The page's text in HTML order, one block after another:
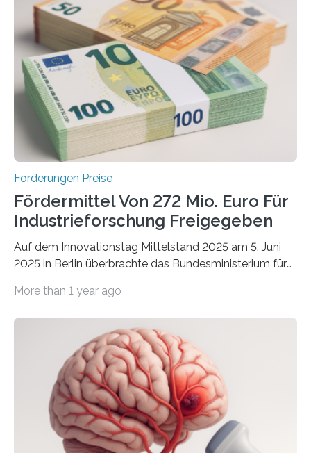
Förderungen Preise
Fördermittel Von 272 Mio. Euro Für
Industrieforschung Freigegeben
Auf dem Innovationstag Mittelstand 2025 am 5. Juni
2025 in Berlin überbrachte das Bundesministerium für
Überplanmäßige Verpflichtungsermächtigungen in
Woche vom Haushaltsausschuss freigegeben – unter
anderem zur Unterstützung der
Industrieforschungsprogramme Industrielle
Gemeinschaftsforschung (IGF), Zentrales
Innovationsprogramm Mittelstand (ZIM) und
Innovationskompetenz INNO-KOM. Auf dem
Innovationstag Mittelstand 2025 am 5. Juni 2025 in
Berlin überbrachte das Bundesministerium für
More than 1 year ago